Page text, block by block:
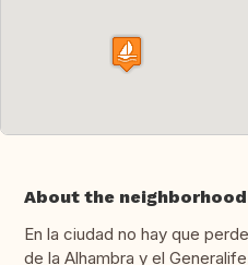
About the neighborhood
En la ciudad no hay que
de la Alhambra y el